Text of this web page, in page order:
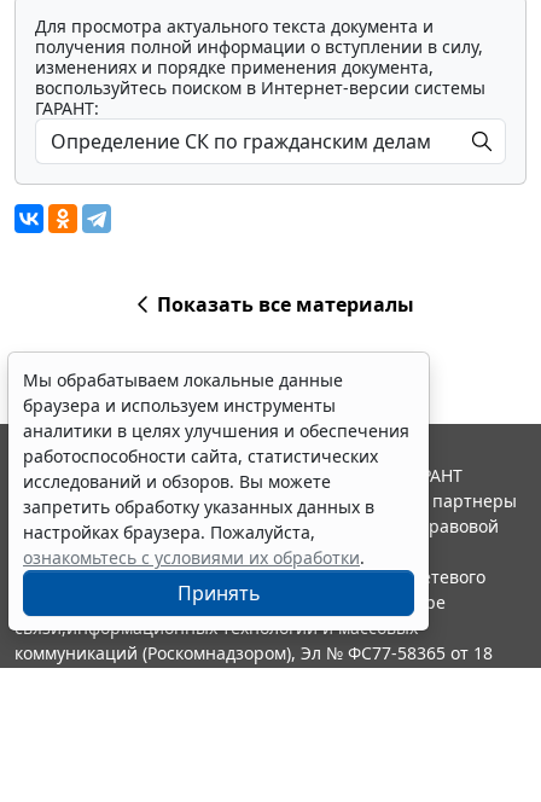
Для просмотра актуального текста документа и
получения полной информации о вступлении в силу,
изменениях и порядке применения документа,
воспользуйтесь поиском в Интернет-версии системы
ГАРАНТ:
Показать все материалы
Мы обрабатываем локальные данные
браузера и используем инструменты
аналитики в целях улучшения и обеспечения
работоспособности сайта, статистических
исследований и обзоров. Вы можете
запретить обработку указанных данных в
настройках браузера. Пожалуйста,
ознакомьтесь с условиями их обработки.
Принять
© ООО "НПП "ГАРАНТ-СЕРВИС", 2026. Система ГАРАНТ
выпускается с 1990 года. Компания "Гарант" и ее партнеры
являются участниками Российской ассоциации правовой
информации ГАРАНТ.
Портал ГАРАНТ.РУ зарегистрирован в качестве сетевого
издания Федеральной службой по надзору в сфере
связи,информационных технологий и массовых
коммуникаций (Роскомнадзором), Эл № ФС77-58365 от 18